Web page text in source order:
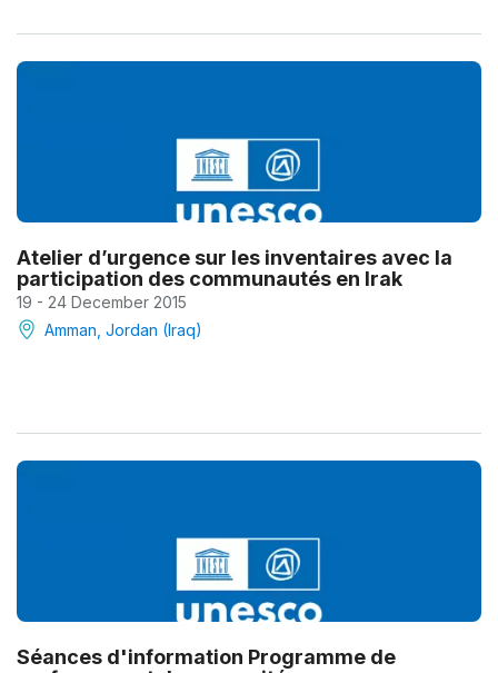
Atelier d’urgence sur les inventaires avec la
participation des communautés en Irak
19 - 24 December 2015
Amman, Jordan (Iraq)
Séances d'information Programme de